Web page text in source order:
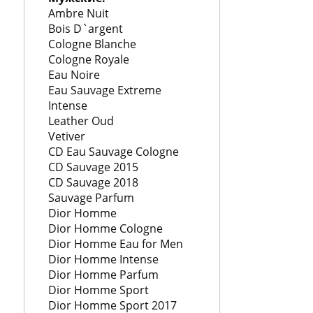
Ambre Nuit
Bois D`argent
Cologne Blanche
Cologne Royale
Eau Noire
Eau Sauvage Extreme
Intense
Leather Oud
Vetiver
CD Eau Sauvage Cologne
CD Sauvage 2015
CD Sauvage 2018
Sauvage Parfum
Dior Homme
Dior Homme Cologne
Dior Homme Eau for Men
Dior Homme Intense
Dior Homme Parfum
Dior Homme Sport
Dior Homme Sport 2017